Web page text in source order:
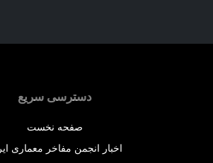
دسترسی سریع
صفحه نخست
اخبار انجمن مفاخر معماری ایران